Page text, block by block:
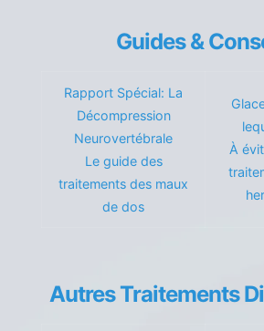
Guides &
Rapport Spécial: La
Décompression
Neurovertébrale
Le guide des
traitements des maux
de dos
À
Autres Traitements